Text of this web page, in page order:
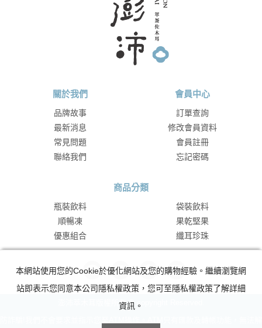
關於我們
品牌故事
最新消息
常見問題
聯絡我們
會員中心
訂單查詢
修改會員資料
會員註冊
忘記密碼
商品分類
瓶裝飲料
袋裝飲料
順暢凍
果乾堅果
優惠組合
纖耳珍珠
澎沛萃木耳版權所有 © copyright Reserved.
本網站使用您的Cookie於優化網站及您的購物經驗。繼續瀏覽網
站即表示您同意本公司隱私權政策，您可至隱私權政策了解詳細
資訊。